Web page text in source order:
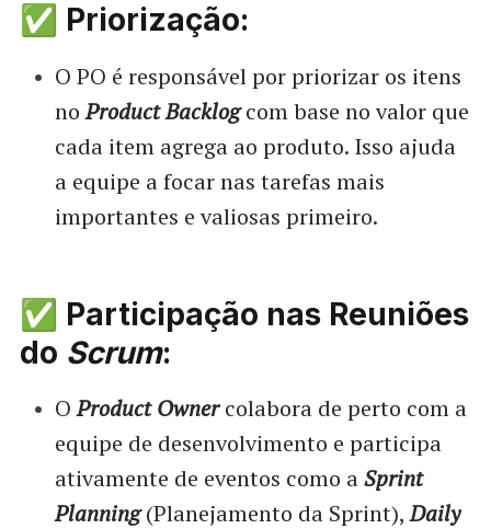
✅ Priorização:
O PO é responsável por priorizar os itens
noProduct Backlog com base no valor que
cada item agrega ao produto. Isso ajuda
a equipe a focar nas tarefas mais
importantes e valiosas primeiro.
✅ Participação nas Reuniões
do Scrum:
OProduct Ownercolabora de perto com a
equipe de desenvolvimento e participa
ativamente de eventos como aSprint
Planning(Planejamento da Sprint),Daily